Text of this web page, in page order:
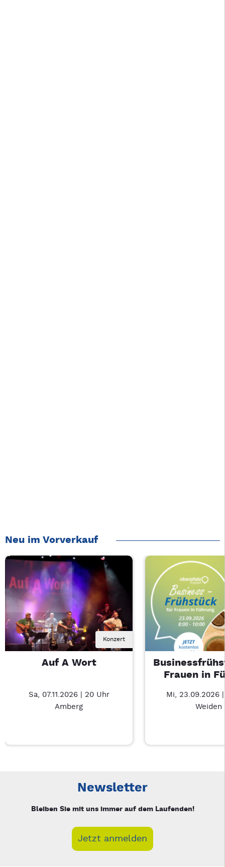
Neu im Vorverkauf
Konzert
Auf A Wort
Sa, 07.11.2026 | 20 Uhr
Amberg
Frauen in
Mi, 23.09.2026
Weiden
Newsletter
Bleiben Sie mit uns immer auf dem Laufenden!
Jetzt anmelden